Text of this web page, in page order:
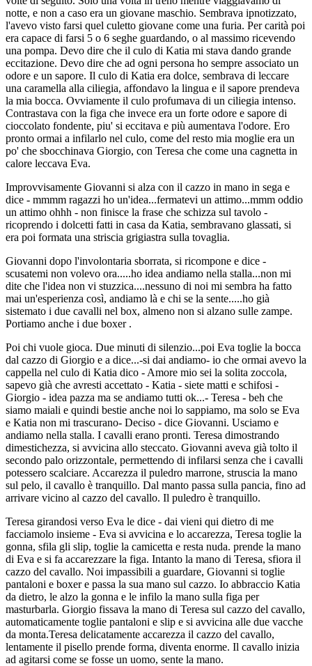
notte, e non a caso era un giovane maschio. Sembrava ipnotizzato,
l'avevo visto farsi quel culetto giovane come una furia. Per carità poi
era capace di farsi 5 o 6 seghe guardando, o al massimo ricevendo
una pompa. Devo dire che il culo di Katia mi stava dando grande
eccitazione. Devo dire che ad ogni persona ho sempre associato un
odore e un sapore. Il culo di Katia era dolce, sembrava di leccare
una caramella alla ciliegia, affondavo la lingua e il sapore prendeva
la mia bocca. Ovviamente il culo profumava di un ciliegia intenso.
Contrastava con la figa che invece era un forte odore e sapore di
cioccolato fondente, piu' si eccitava e più aumentava l'odore. Ero
pronto ormai a infilarlo nel culo, come del resto mia moglie era un
po' che sbocchinava Giorgio, con Teresa che come una cagnetta in
calore leccava Eva.
Improvvisamente Giovanni si alza con il cazzo in mano in sega e
dice - mmmm ragazzi ho un'idea...fermatevi un attimo...mmm oddio
un attimo ohhh - non finisce la frase che schizza sul tavolo -
ricoprendo i dolcetti fatti in casa da Katia, sembravano glassati, si
era poi formata una striscia grigiastra sulla tovaglia.
Giovanni dopo l'involontaria sborrata, si ricompone e dice -
scusatemi non volevo ora.....ho idea andiamo nella stalla...non mi
dite che l'idea non vi stuzzica....nessuno di noi mi sembra ha fatto
mai un'esperienza così, andiamo là e chi se la sente.....ho già
sistemato i due cavalli nel box, almeno non si alzano sulle zampe.
Portiamo anche i due boxer .
Poi chi vuole gioca. Due minuti di silenzio...poi Eva toglie la bocca
dal cazzo di Giorgio e a dice...-si dai andiamo- io che ormai avevo la
cappella nel culo di Katia dico - Amore mio sei la solita zoccola,
sapevo già che avresti accettato - Katia - siete matti e schifosi -
Giorgio - idea pazza ma se andiamo tutti ok...- Teresa - beh che
siamo maiali e quindi bestie anche noi lo sappiamo, ma solo se Eva
e Katia non mi trascurano- Deciso - dice Giovanni. Usciamo e
andiamo nella stalla. I cavalli erano pronti. Teresa dimostrando
dimestichezza, si avvicina allo steccato. Giovanni aveva già tolto il
secondo palo orizzontale, permettendo di infilarsi senza che i cavalli
potessero scalciare. Accarezza il puledro marrone, struscia la mano
sul pelo, il cavallo è tranquillo. Dal manto passa sulla pancia, fino ad
arrivare vicino al cazzo del cavallo. Il puledro è tranquillo.
Teresa girandosi verso Eva le dice - dai vieni qui dietro di me
facciamolo insieme - Eva si avvicina e lo accarezza, Teresa toglie la
gonna, sfila gli slip, toglie la camicetta e resta nuda. prende la mano
di Eva e si fa accarezzare la figa. Intanto la mano di Teresa, sfiora il
cazzo del cavallo. Noi impassibili a guardare, Giovanni si toglie
pantaloni e boxer e passa la sua mano sul cazzo. Io abbraccio Katia
da dietro, le alzo la gonna e le infilo la mano sulla figa per
masturbarla. Giorgio fissava la mano di Teresa sul cazzo del cavallo,
automaticamente toglie pantaloni e slip e si avvicina alle due vacche
da monta.Teresa delicatamente accarezza il cazzo del cavallo,
lentamente il pisello prende forma, diventa enorme. Il cavallo inizia
ad agitarsi come se fosse un uomo, sente la mano.